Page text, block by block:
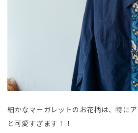
細かなマーガレットのお花柄は、特に
と可愛すぎます！！